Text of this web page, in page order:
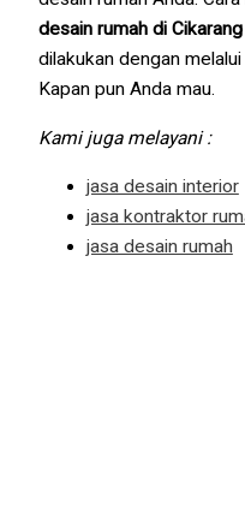
desain rumah di Cikarang
dilakukan dengan
Kapan pun Anda mau.
Kami juga melayani :
jasa desain interior
jasa kontraktor
jasa desain rumah